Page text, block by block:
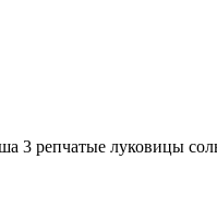
3 репчатые луковицы